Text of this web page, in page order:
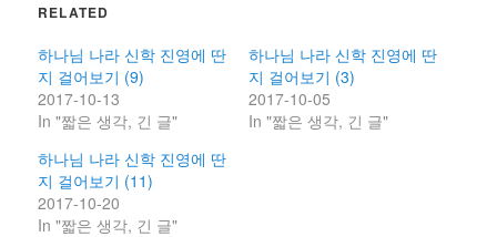
RELATED
하나님 나라 신학 진영에 딴
지 걸어보기 (9)
2017-10-13
In "짧은 생각, 긴 글"
하나님 나라 신학 진영에 딴
지 걸어보기 (3)
2017-10-05
In "짧은 생각, 긴 글"
하나님 나라 신학 진영에 딴
지 걸어보기 (11)
2017-10-20
In "짧은 생각, 긴 글"